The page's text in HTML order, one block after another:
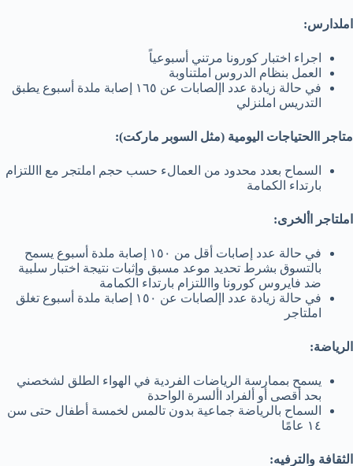
املدارس:
اجراء اختبار كورونا مرتني أسبوعياً
العمل بنظام الدروس املتناوبة
في حالة زيادة عدد اإلصابات عن ١٦٥ إصابة ملدة أسبوع يطبق
التدريس املنزلي
متاجر االحتياجات اليومية (مثل السوبر ماركت):
السماح بعدد محدود من العمالء حسب حجم املتجر مع االلتزام
بارتداء الكمامة
املتاجر األخرى:
في حالة عدد إصابات أقل من ١٥٠ إصابة ملدة أسبوع يسمح
بالتسوق بشرط تحديد موعد مسبق وإثبات نتيجة اختبار سلبية
ضد فايروس كورونا وااللتزام بارتداء الكمامة
في حالة زيادة عدد اإلصابات عن ١٥٠ إصابة ملدة أسبوع تغلق
املتاجر
الرياضة:
يسمح بممارسة الرياضات الفردية في الهواء الطلق لشخصني
بحد أقصى أو ألفراد األسرة الواحدة
السماح بالرياضة جماعية بدون تالمس لخمسة أطفال حتى سن
١٤ عامًا
الثقافة والترفيه: